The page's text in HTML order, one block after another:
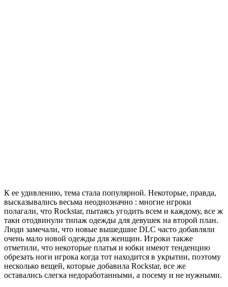
К ее удивлению, тема стала популярной. Некоторые, правда,
высказывались весьма неоднозначно : многие игроки
полагали, что Rockstar, пытаясь угодить всем и каждому, все ж
таки отодвинули типаж одежды для девушек на второй план.
Люди замечали, что новые вышедшие DLC часто добавляли
очень мало новой одежды для женщин. Игроки также
отметили, что некоторые платья и юбки имеют тенденцию
обрезать ноги игрока когда тот находится в укрытии, поэтому
несколько вещей, которые добавила Rockstar, все же
оставались слегка недоработанными, а посему и не нужными.